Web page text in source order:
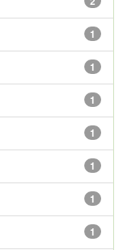
1
1
1
1
1
1
1